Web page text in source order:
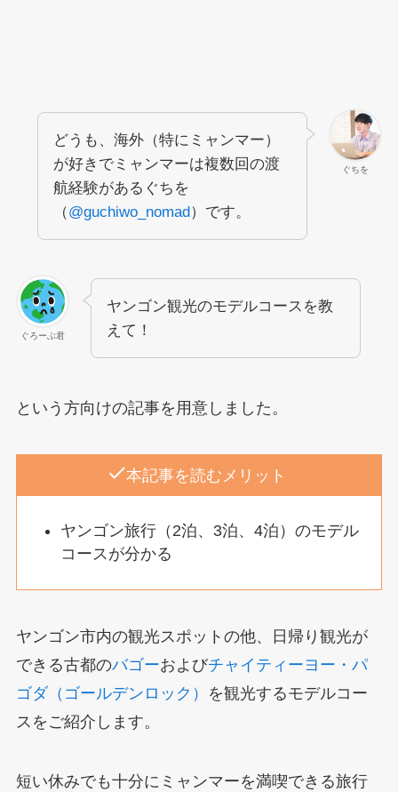
ぐちを
どうも、海外（特にミャンマー）
が好きでミャンマーは複数回の渡
航経験があるぐちを
（@guchiwo_nomad）です。
ぐろーぶ君
ヤンゴン観光のモデルコースを教
えて！
という方向けの記事を用意しました。
本記事を読むメリット
ヤンゴン旅行（2泊、3泊、4泊）のモデル
コースが分かる
ヤンゴン市内の観光スポットの他、日帰り観光が
できる古都のバゴーおよびチャイティーヨー・パ
ゴダ（ゴールデンロック）
を観光するモデルコー
スをご紹介します。
短い休みでも十分にミャンマーを満喫できる旅行